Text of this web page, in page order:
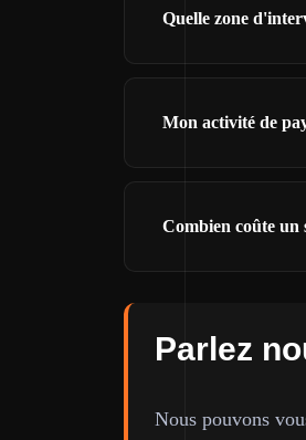
Quelle zone
Mon activité de
Combien coûte un
Parlez
Nous pouvons